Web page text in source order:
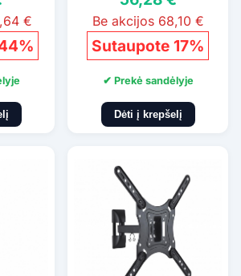
€ Be akcijos 68,10 €
Sutaupote 17%
✔ Prekė sandėlyje
Dėti į krepšelį